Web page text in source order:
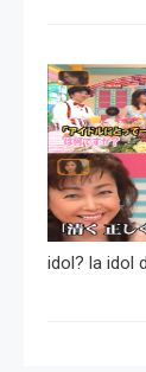
idol? la idol